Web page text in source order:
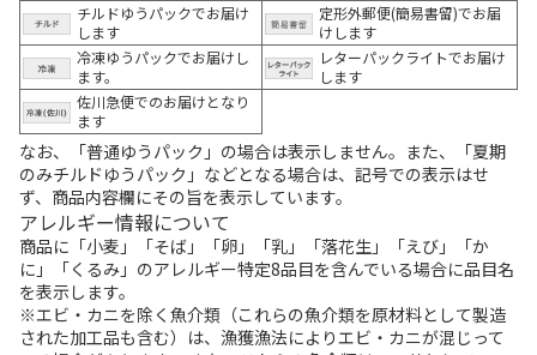
チルドゆうパックでお届け
します
定形外郵便(簡易書留)でお届
けします
冷凍ゆうパックでお届けし
ます。
レターパックライトでお届け
します
佐川急便でのお届けとなり
ます
なお、「普通ゆうパック」の場合は表示しません。また、「夏期
のみチルドゆうパック」などとなる場合は、記号での表示はせ
ず、商品内容欄にその旨を表示しています。
アレルギー情報について
商品に「小麦」「そば」「卵」「乳」「落花生」「えび」「か
に」「くるみ」のアレルギー特定8品目を含んでいる場合に品目名
を表示します。
※エビ・カニを除く魚介類（これらの魚介類を原材料として製造
された加工品も含む）は、漁獲漁法によりエビ・カニが混じって